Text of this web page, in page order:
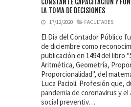
LA TOMA DE DECISIONES
17/12/2020 FACULTADES
El Día del Contador Público
de diciembre como
publicación en 1494 del libro
Aritmética, Geometría,
Proporcionalidad", del
Luca Pacioli. Profesión que,
pandemia de coronavirus y el
social preventiv…